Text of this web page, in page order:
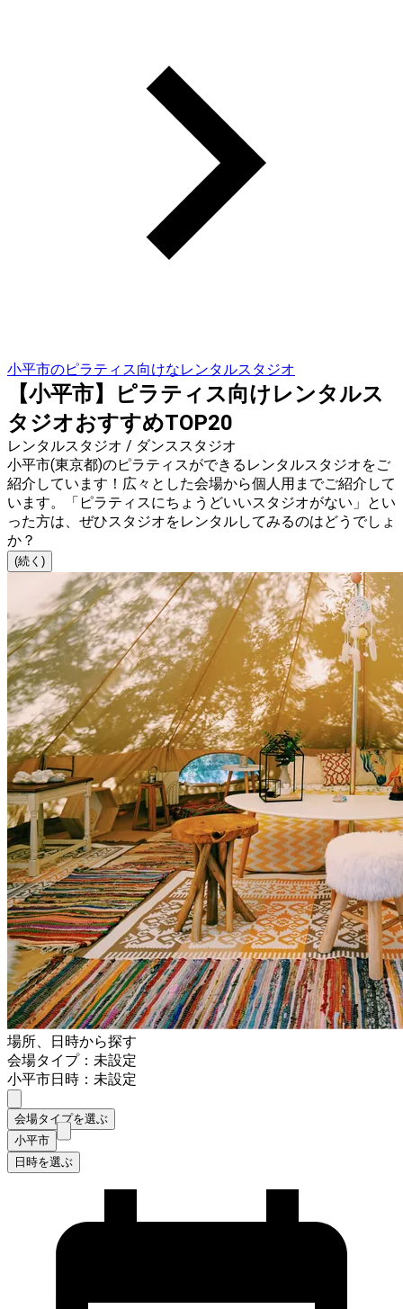
小平市のピラティス向けなレンタルスタジオ
【小平市】ピラティス向けレンタルス
タジオおすすめTOP20
レンタルスタジオ / ダンススタジオ
小平市(東京都)のピラティスができるレンタルスタジオをご
紹介しています！広々とした会場から個人用までご紹介して
います。「ピラティスにちょうどいいスタジオがない」とい
った方は、ぜひスタジオをレンタルしてみるのはどうでしょ
か？
(続く)
場所、日時から探す
会場タイプ：未設定
小平市日時：未設定
会場タイプを選ぶ
小平市
日時を選ぶ